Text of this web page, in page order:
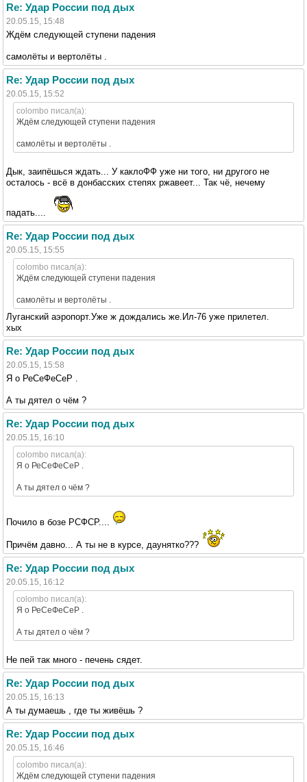
Re: Удар России под дых
20.05.15, 15:48
Ждём следующей ступени падения
самолёты и вертолёты .
Re: Удар России под дых
20.05.15, 15:52
colombo писал(а):
Ждём следующей ступени падения
самолёты и вертолёты .
Дык, заипёшься ждать... У каклоФФ уже ни того, ни другого не
осталось - всё в донбасских степях ржавеет... Так чё, нечему
падать....
Re: Удар России под дых
20.05.15, 15:55
colombo писал(а):
Ждём следующей ступени падения
самолёты и вертолёты .
Луганский аэропорт.Уже ж дождались же.Ил-76 уже прилетел.
хых
Re: Удар России под дых
20.05.15, 15:58
Я о РеСеФеСеР .
А ты дятел о чём ?
Re: Удар России под дых
20.05.15, 16:10
colombo писал(а):
Я о РеСеФеСеР .
А ты дятел о чём ?
Почило в бозе РСФСР....
Причём давно... А ты не в курсе, даунятко???
Re: Удар России под дых
20.05.15, 16:12
colombo писал(а):
Я о РеСеФеСеР .
А ты дятел о чём ?
Не пей так много - печень сядет.
Re: Удар России под дых
20.05.15, 16:13
А ты думаешь , где ты живёшь ?
Re: Удар России под дых
20.05.15, 16:46
colombo писал(а):
Ждём следующей ступени падения